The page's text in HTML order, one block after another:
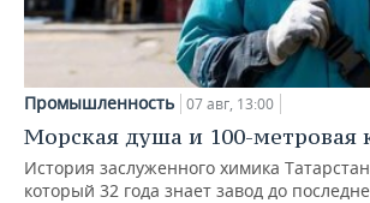
Промышленность 07 авг, 13:00
Морская душа и 100-метровая
История заслуженного химика
который 32 года знает завод до